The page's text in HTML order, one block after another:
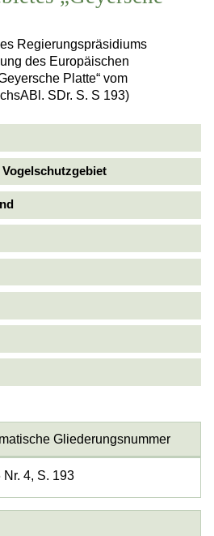
Regierungspräsidiums
des Europäischen
Platte“ vom
SDr. S. S 193)
Gliederungsnummer
4, S. 193